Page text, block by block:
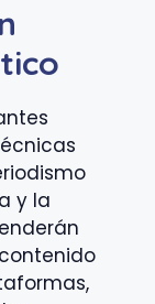
y la